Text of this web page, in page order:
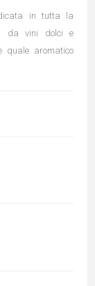
in tutta la
da vini dolci e
quale aromatico